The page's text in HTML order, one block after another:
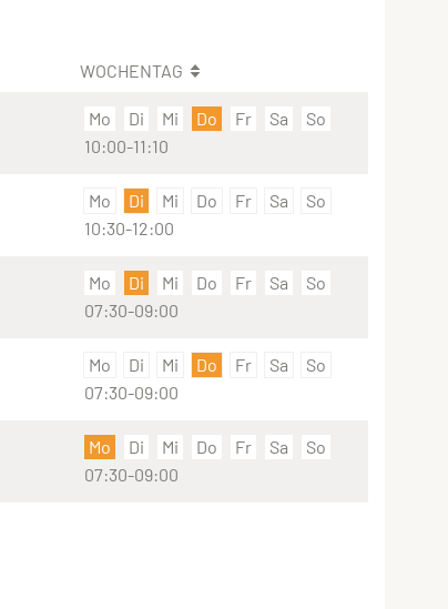
WOCHENTAG
Mo Di Mi Do Fr Sa
So
10:00-11:10
Mo Di Mi Do Fr Sa
So
10:30-12:00
Mo Di Mi Do Fr Sa
So
07:30-09:00
Mo Di Mi Do Fr Sa
So
07:30-09:00
Mo Di Mi Do Fr Sa
So
07:30-09:00